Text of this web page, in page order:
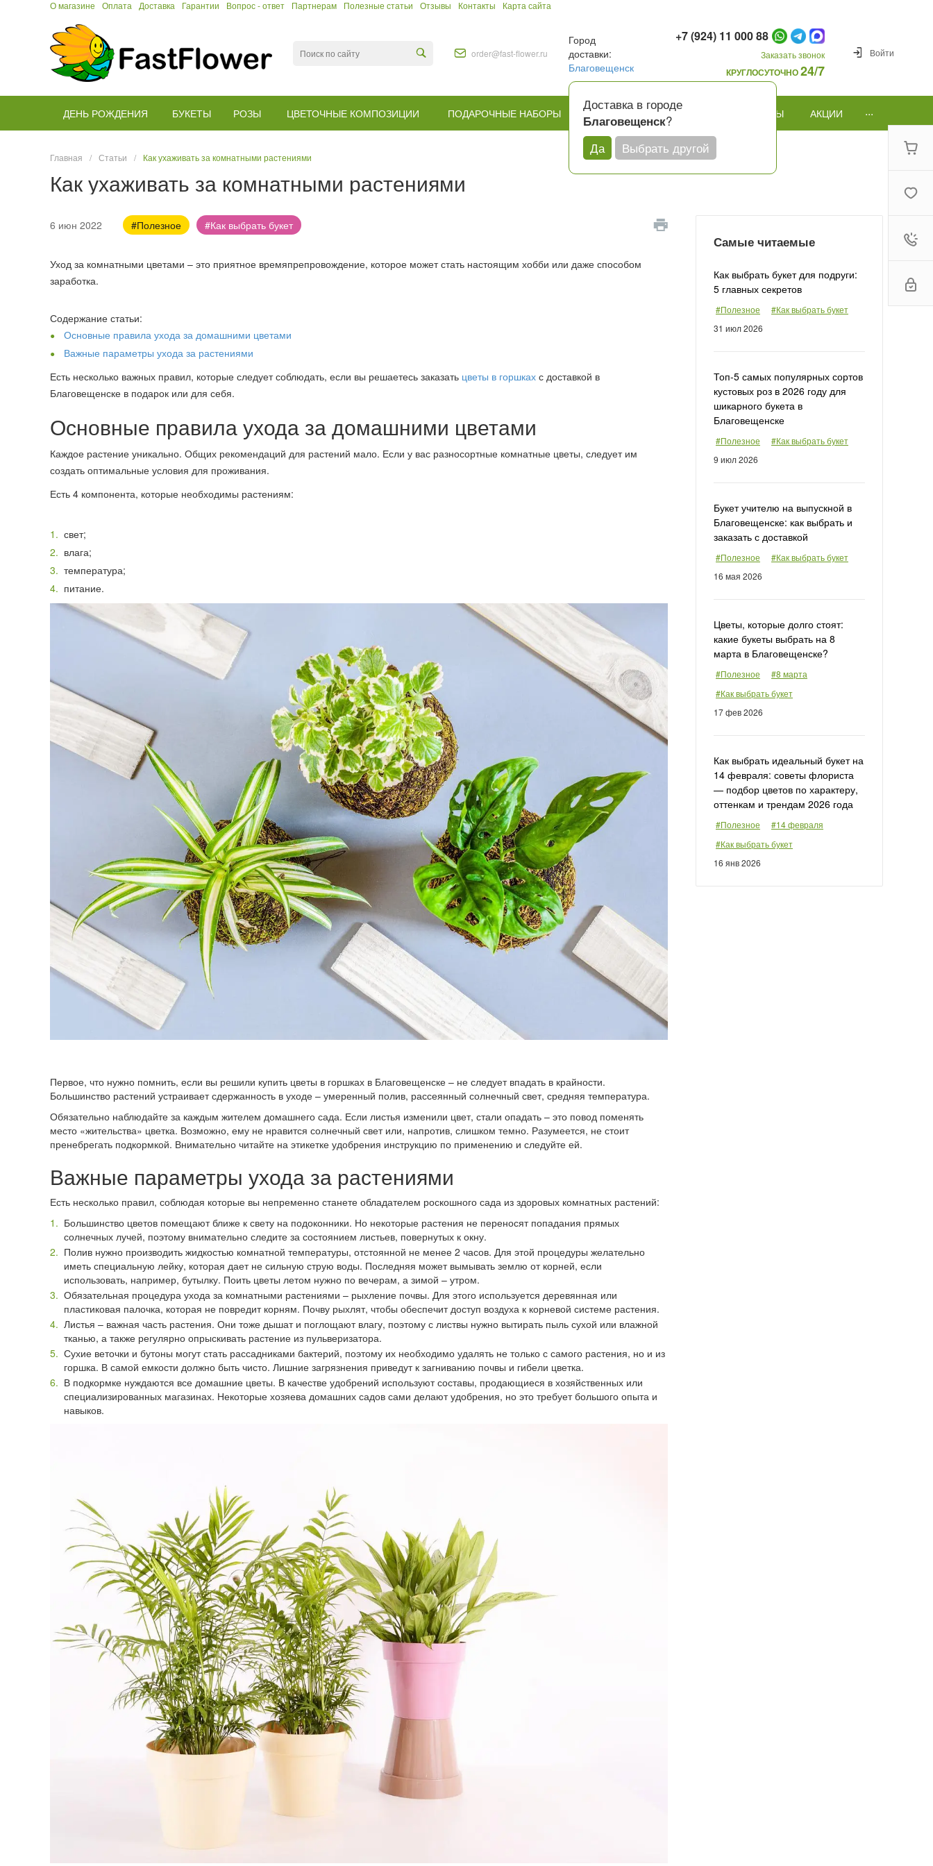
О магазине Оплата Доставка Гарантии Вопрос - ответ Партнерам Полезные статьи Отзывы Контакты Карта сайта
order@fast-flower.ru
Город
доставки:
Благовещенск
Доставка в городе
Благовещенск?
Да
Выбрать другой
+7 (924) 11 000 88
Заказать звонок
КРУГЛОСУТОЧНО24/7
Войти
ДЕНЬ РОЖДЕНИЯ БУКЕТЫ РОЗЫ ЦВЕТОЧНЫЕ КОМПОЗИЦИИ ПОДАРОЧНЫЕ НАБОРЫ КОМУ ПОВОД ПОДАРКИ И ШАРЫ АКЦИИ ...
Главная / Статьи / Как ухаживать за комнатными растениями
Как ухаживать за комнатными растениями
Самые читаемые
Как выбрать букет для подруги:
5 главных секретов
#Полезное
#Как выбрать букет
31 июл 2026
Топ-5 самых популярных сортов
кустовых роз в 2026 году для
шикарного букета в
Благовещенске
#Полезное
#Как выбрать букет
9 июл 2026
Букет учителю на выпускной в
Благовещенске: как выбрать и
заказать с доставкой
#Полезное
#Как выбрать букет
16 мая 2026
Цветы, которые долго стоят:
какие букеты выбрать на 8
марта в Благовещенске?
#Полезное
#8 марта
#Как выбрать букет
17 фев 2026
Как выбрать идеальный букет на
14 февраля: советы флориста
— подбор цветов по характеру,
оттенкам и трендам 2026 года
#Полезное
#14 февраля
#Как выбрать букет
16 янв 2026
6 июн 2022 #Полезное #Как выбрать букет
Уход за комнатными цветами – это приятное времяпрепровождение, которое может стать настоящим хобби или даже способом
заработка.
Содержание статьи:
Основные правила ухода за домашними цветами
Важные параметры ухода за растениями
Есть несколько важных правил, которые следует соблюдать, если вы решаетесь заказать цветы в горшках с доставкой в
Благовещенске в подарок или для себя.
Основные правила ухода за домашними цветами
Каждое растение уникально. Общих рекомендаций для растений мало. Если у вас разносортные комнатные цветы, следует им
создать оптимальные условия для проживания.
Есть 4 компонента, которые необходимы растениям:
свет;
влага;
температура;
питание.
Первое, что нужно помнить, если вы решили купить цветы в горшках в Благовещенске – не следует впадать в крайности.
Большинство растений устраивает сдержанность в уходе – умеренный полив, рассеянный солнечный свет, средняя температура.
Обязательно наблюдайте за каждым жителем домашнего сада. Если листья изменили цвет, стали опадать – это повод поменять
место «жительства» цветка. Возможно, ему не нравится солнечный свет или, напротив, слишком темно. Разумеется, не стоит
пренебрегать подкормкой. Внимательно читайте на этикетке удобрения инструкцию по применению и следуйте ей.
Важные параметры ухода за растениями
Есть несколько правил, соблюдая которые вы непременно станете обладателем роскошного сада из здоровых комнатных растений:
Большинство цветов помещают ближе к свету на подоконники. Но некоторые растения не переносят попадания прямых
солнечных лучей, поэтому внимательно следите за состоянием листьев, повернутых к окну.
Полив нужно производить жидкостью комнатной температуры, отстоянной не менее 2 часов. Для этой процедуры желательно
иметь специальную лейку, которая дает не сильную струю воды. Последняя может вымывать землю от корней, если
использовать, например, бутылку. Поить цветы летом нужно по вечерам, а зимой – утром.
Обязательная процедура ухода за комнатными растениями – рыхление почвы. Для этого используется деревянная или
пластиковая палочка, которая не повредит корням. Почву рыхлят, чтобы обеспечит доступ воздуха к корневой системе растения.
Листья – важная часть растения. Они тоже дышат и поглощают влагу, поэтому с листвы нужно вытирать пыль сухой или влажной
тканью, а также регулярно опрыскивать растение из пульверизатора.
Сухие веточки и бутоны могут стать рассадниками бактерий, поэтому их необходимо удалять не только с самого растения, но и из
горшка. В самой емкости должно быть чисто. Лишние загрязнения приведут к загниванию почвы и гибели цветка.
В подкормке нуждаются все домашние цветы. В качестве удобрений используют составы, продающиеся в хозяйственных или
специализированных магазинах. Некоторые хозяева домашних садов сами делают удобрения, но это требует большого опыта и
навыков.